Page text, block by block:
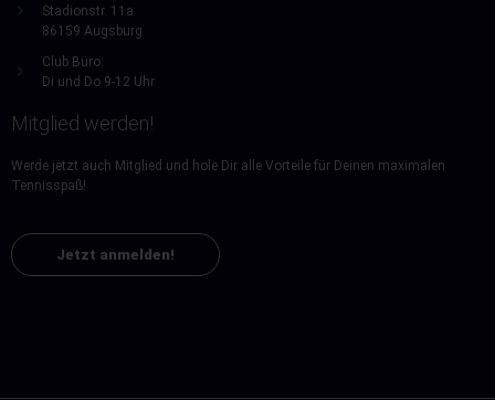
Stadionstr. 11a
86159 Augsburg
Club Büro:
Di und Do 9-12 Uhr
Mitglied werden!
Werde jetzt auch Mitglied und hole Dir alle Vorteile für Deinen maximalen
Tennisspaß!
Jetzt anmelden!